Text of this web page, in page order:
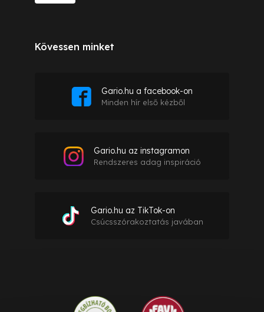
Kövessen minket
Gario.hu a facebook-on
Minden hír első kézből
Gario.hu az instagramon
Rendszeres adag inspiráció
Gario.hu az TikTok-on
Csúcsszórakoztatás javában